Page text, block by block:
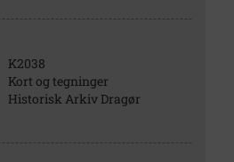
K2038
Kort og tegninger
Historisk Arkiv Dragør